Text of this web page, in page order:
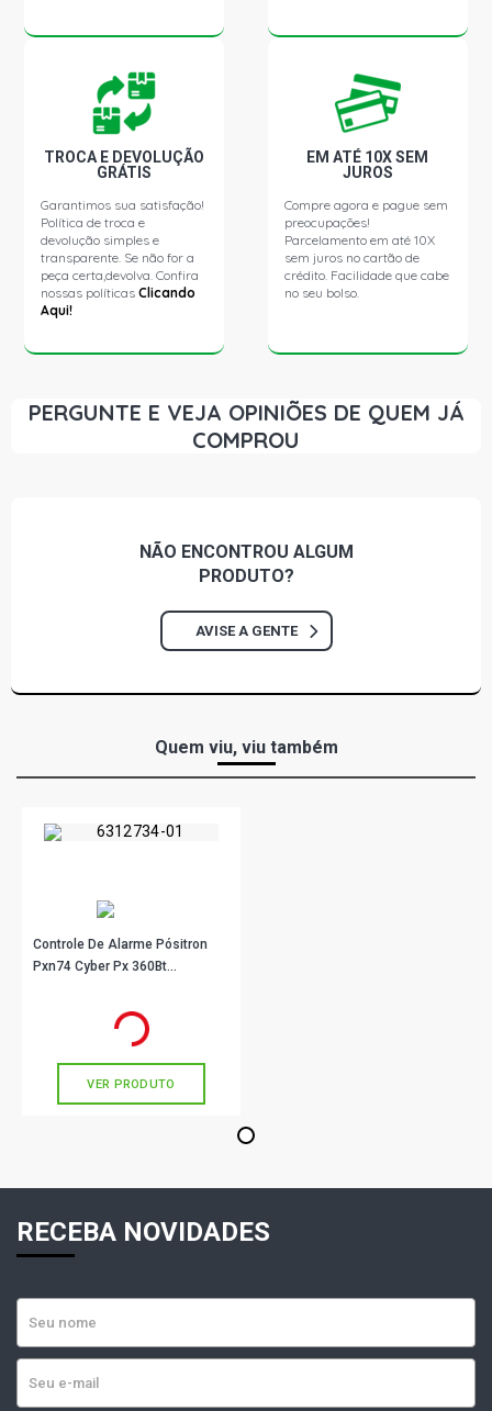
TROCA E DEVOLUÇÃO
GRÁTIS
Garantimos sua satisfação!
Política de troca e
devolução simples e
transparente. Se não for a
peça certa,devolva. Confira
nossas políticasClicando
Aqui!
EM ATÉ 10X SEM
JUROS
Compre agora e pague sem
preocupações!
Parcelamento em até 10X
sem juros no cartão de
crédito. Facilidade que cabe
no seu bolso.
PERGUNTE E VEJA OPINIÕES DE QUEM JÁ
COMPROU
NÃO ENCONTROU ALGUM
PRODUTO?
AVISE A GENTE
Quem viu, viu também
Controle De Alarme Pósitron
Pxn74 Cyber Px 360Bt
em até 2x de
VER PRODUTO
1
RECEBA NOVIDADES